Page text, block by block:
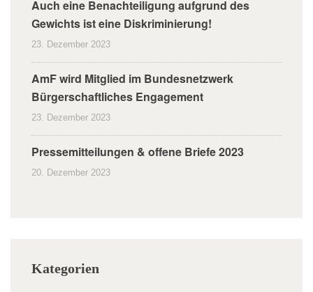
Auch eine Benachteiligung aufgrund des
Gewichts ist eine Diskriminierung!
23. Dezember 2023
AmF wird Mitglied im Bundesnetzwerk
Bürgerschaftliches Engagement
23. Dezember 2023
Pressemitteilungen & offene Briefe 2023
20. Dezember 2023
Kategorien